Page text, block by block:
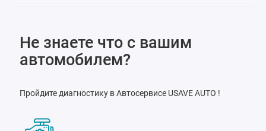
Не знаете что с вашим
автомобилем?
Пройдите диагностику в Автосервисе USAVE AUTO !